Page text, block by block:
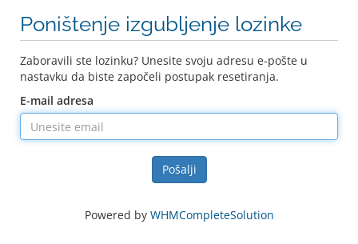
Poništenje izgubljenje lozinke
Zaboravili ste lozinku? Unesite svoju adresu e-pošte u
nastavku da biste započeli postupak resetiranja.
E-mail adresa
Pošalji
Powered by WHMCompleteSolution